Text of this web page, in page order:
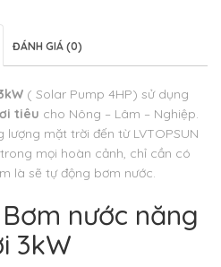
ĐÁNH GIÁ (0)
( Solar Pump 4HP) sử dụng
tiêu cho Nông – Lâm – Nghiệp.
lượng mặt trời đến từ LVTOPSUN
mọi hoàn cảnh, chỉ cần có
là sẽ tự động bơm nước.
nước năng
3kW